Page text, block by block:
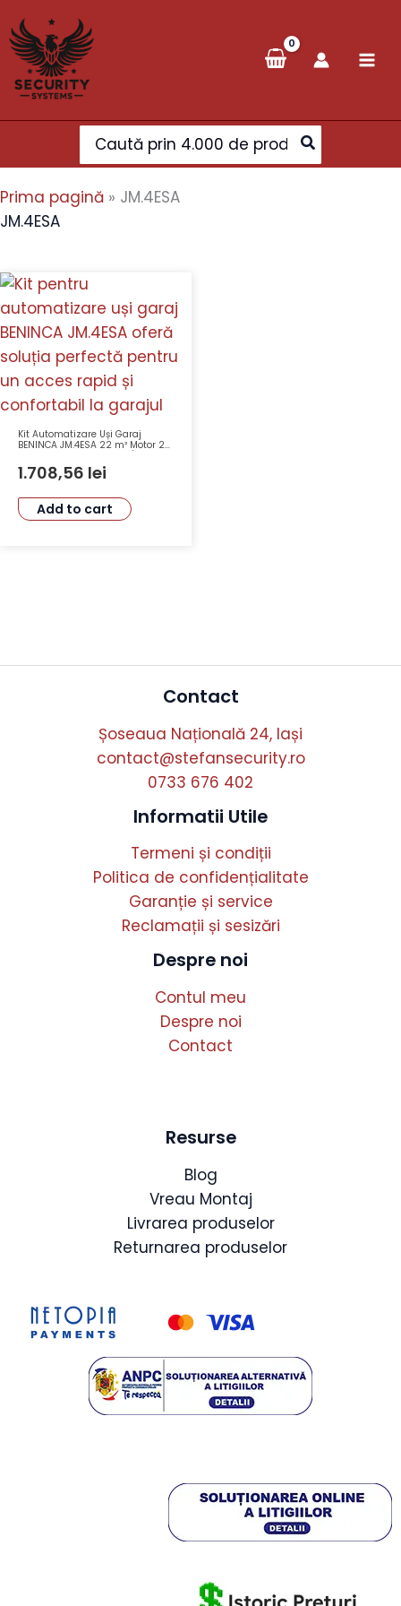
to
content
Search
for:
Prima pagină » JM.4ESA
JM.4ESA
Kit Automatizare Uși Garaj
BENINCA JM.4ESA 22 m² Motor 24
1.708,56 lei
Add to cart
Contact
Șoseaua Națională 24, Iași
contact@stefansecurity.ro
0733 676 402
Informatii Utile
Termeni și condiții
Politica de confidențialitate
Garanție și service
Reclamații și sesizări
Despre noi
Contul meu
Despre noi
Contact
Resurse
Blog
Vreau Montaj
Livrarea produselor
Returnarea produselor